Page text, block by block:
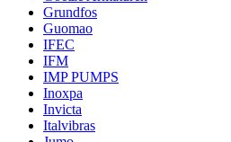
Grundfos
Guomao
IFEC
IFM
IMP PUMPS
Inoxpa
Invicta
Italvibras